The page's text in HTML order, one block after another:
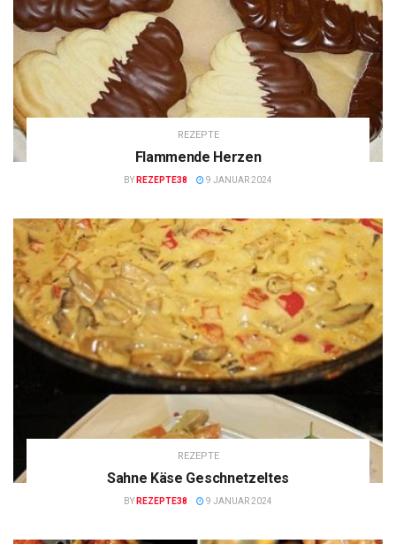
REZEPTE
Flammende Herzen
BY REZEPTE38 9 JANUAR 2024
REZEPTE
Sahne Käse Geschnetzeltes
BY REZEPTE38 9 JANUAR 2024